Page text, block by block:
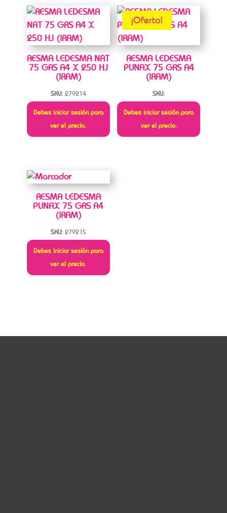
RESMA LEDESMA NAT
75 GRS A4 X 250 HJ
(IRAM)
SKU: 279214
Debes iniciar sesión para
ver el precio.
¡Oferta!
RESMA LEDESMA
PUNAX 75 GRS A4
(IRAM)
SKU:
Debes iniciar sesión para
ver el precio.
RESMA LEDESMA
PUNAX 75 GRS A4
(IRAM)
SKU: 279215
Debes iniciar sesión para
ver el precio.